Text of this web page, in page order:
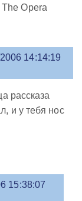
Opera
14:14:19
рассказа
и у тебя нос
15:38:07